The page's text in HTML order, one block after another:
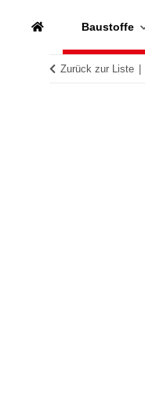
Baustoffe
Zurück zur Liste